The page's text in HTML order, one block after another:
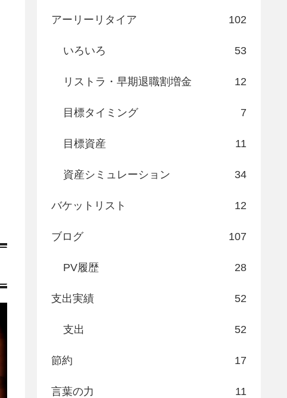
アーリーリタイア 102
いろいろ 53
リストラ・早期退職割増金 12
目標タイミング 7
目標資産 11
資産シミュレーション 34
バケットリスト 12
ブログ 107
PV履歴 28
支出実績 52
支出 52
節約 17
言葉の力 11